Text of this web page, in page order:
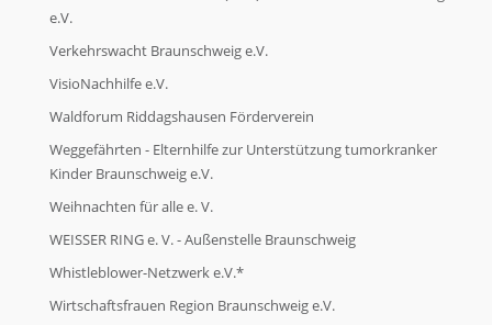
e.V.
Verkehrswacht Braunschweig e.V.
VisioNachhilfe e.V.
Waldforum Riddagshausen Förderverein
Weggefährten - Elternhilfe zur Unterstützung tumorkranker
Kinder Braunschweig e.V.
Weihnachten für alle e. V.
WEISSER RING e. V. - Außenstelle Braunschweig
Whistleblower-Netzwerk e.V.*
Wirtschaftsfrauen Region Braunschweig e.V.